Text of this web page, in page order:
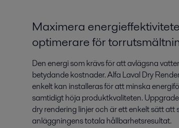
Maximera
optimerare för
Den energi som krävs för att avlägsna
betydande kostnader. Alfa Laval Dry
enkelt kan installeras för att minska
samtidigt höja produktkvaliteten.
dry rendering linjer och är ett enkelt sätt
anläggningens totala hållbarhetsresultat.